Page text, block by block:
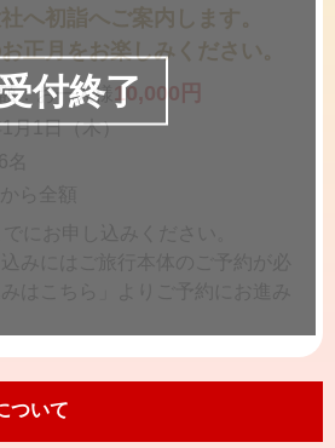
付終了
へ初詣へご案内します。
正月をお楽しみください。
：お一人様 10,000円
1月1日（木）
ついて